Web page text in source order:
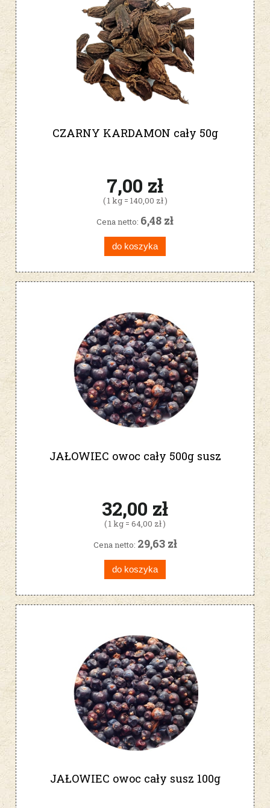
CZARNY KARDAMON cały 50g
7,00 zł
( 1 kg = 140,00 zł )
Cena netto: 6,48 zł
do koszyka
JAŁOWIEC owoc cały 500g susz
32,00 zł
( 1 kg = 64,00 zł )
Cena netto: 29,63 zł
do koszyka
JAŁOWIEC owoc cały susz 100g